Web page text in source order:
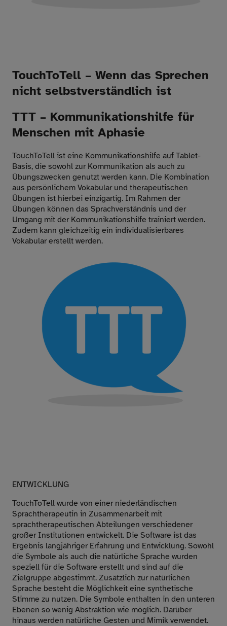
TouchToTell – Wenn das Sprechen
nicht selbstverständlich ist
TTT – Kommunikationshilfe für
Menschen mit Aphasie
TouchToTell ist eine Kommunikationshilfe auf Tablet-
Basis, die sowohl zur Kommunikation als auch zu
Übungszwecken genutzt werden kann. Die Kombination
aus persönlichem Vokabular und therapeutischen
Übungen ist hierbei einzigartig. Im Rahmen der
Übungen können das Sprachverständnis und der
Umgang mit der Kommunikationshilfe trainiert werden.
Zudem kann gleichzeitig ein individualisierbares
Vokabular erstellt werden.
ENTWICKLUNG
TouchToTell wurde von einer niederländischen
Sprachtherapeutin in Zusammenarbeit mit
sprachtherapeutischen Abteilungen verschiedener
großer Institutionen entwickelt. Die Software ist das
Ergebnis langjähriger Erfahrung und Entwicklung. Sowohl
die Symbole als auch die natürliche Sprache wurden
speziell für die Software erstellt und sind auf die
Zielgruppe abgestimmt. Zusätzlich zur natürlichen
Sprache besteht die Möglichkeit eine synthetische
Stimme zu nutzen. Die Symbole enthalten in den unteren
Ebenen so wenig Abstraktion wie möglich. Darüber
hinaus werden natürliche Gesten und Mimik verwendet.